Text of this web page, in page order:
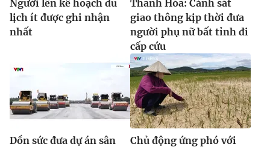
Người lên kế hoạch du
lịch ít được ghi nhận
nhất
Thanh Hóa: Cảnh sát
giao thông kịp thời đưa
người phụ nữ bất tỉnh đi
cấp cứu
Dồn sức đưa dự án sân
Chủ động ứng phó với